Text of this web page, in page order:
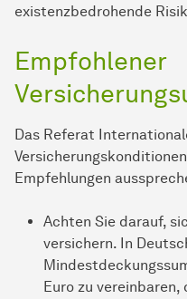
existenzbedrohende
Empfohlener
Das Referat
Empfehlungen
Achten Sie darauf,
versichern. In
Euro zu